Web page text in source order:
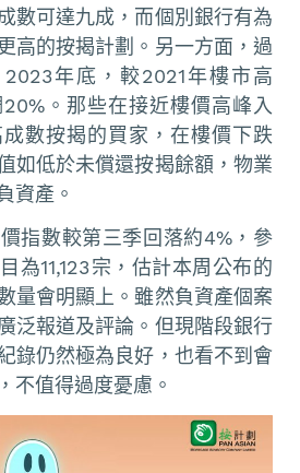
數可達九成，而個別銀行有為
高的按揭計劃。另一方面，過
年底，較2021年樓市高
。那些在接近樓價高峰入
數按揭的買家，在樓價下跌
如低於未償還按揭餘額，物業
資產。
指數較第三季回落約4%，參
為11,123宗，估計本周公布的
量會明顯上。雖然負資產個案
泛報道及評論。但現階段銀行
錄仍然極為良好，也看不到會
不值得過度憂慮。